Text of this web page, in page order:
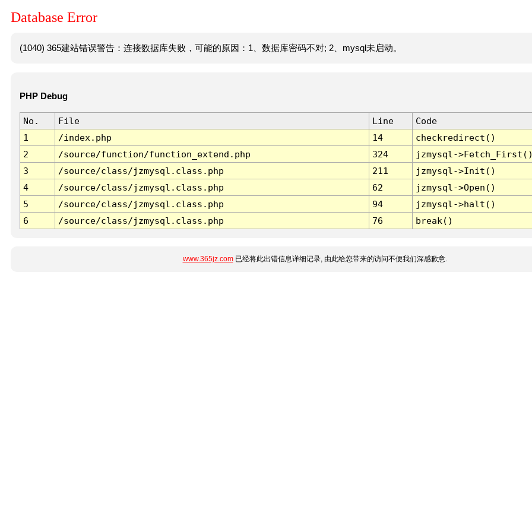
Database Error
(1040) 365建站错误警告：连接数据库失败，可能的原因：1、数据库密码不对; 2、mysql未启动。
PHP Debug
No. File Line
Code
1
/index.php 14
checkredirect()
2
/source/function/function_extend.php 324
jzmysql-
3
/source/class/jzmysql.class.php 211
jzmysql->Init()
4
/source/class/jzmysql.class.php 62
jzmysql->Open()
5
/source/class/jzmysql.class.php 94
jzmysql->halt()
6
/source/class/jzmysql.class.php 76 break()
www.365jz.com已经将此出错信息详细记录, 由此给您带来的访问不便我们深感歉意.